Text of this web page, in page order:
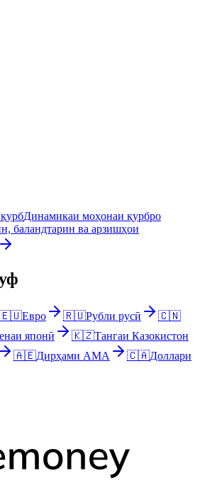
Динамикаи моҳонаи қурбро
баландтарин ва арзишҳои
🇪🇺Евро 🇷🇺Рубли русӣ
🇨🇳
японӣ 🇰🇿Тангаи Казокистон
🇦🇪Дирҳами АМА 🇨🇦Доллари